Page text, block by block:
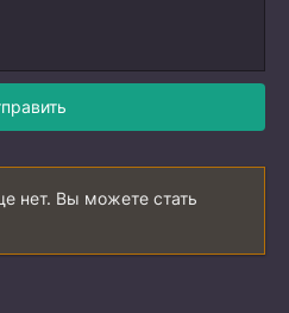
нет. Вы можете стать